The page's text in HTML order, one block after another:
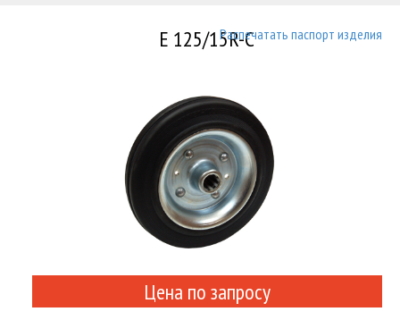
E 125/15R-CРаспечатать паспорт изделия
Цена по запросу